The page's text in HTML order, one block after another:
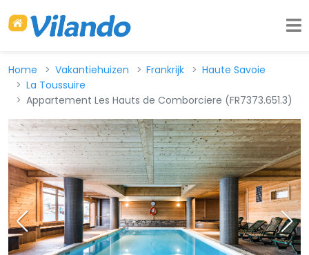
Home Vakantiehuizen Frankrijk
Haute Savoie
La Toussuire
Appartement Les Hauts de Comborciere (FR7373.651.3)